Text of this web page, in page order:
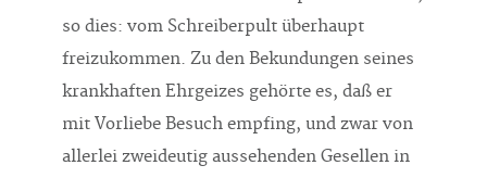
so dies: vom Schreiberpult überhaupt
freizukommen. Zu den Bekundungen seines
krankhaften Ehrgeizes gehörte es, daß er
mit Vorliebe Besuch empfing, und zwar von
allerlei zweideutig aussehenden Gesellen in